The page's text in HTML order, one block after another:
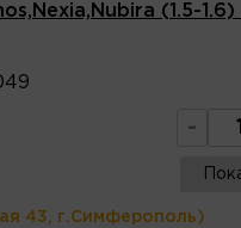
(1.5-1.6)
-
43, г.Симферополь)